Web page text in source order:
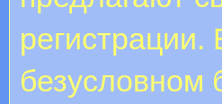
безусловном